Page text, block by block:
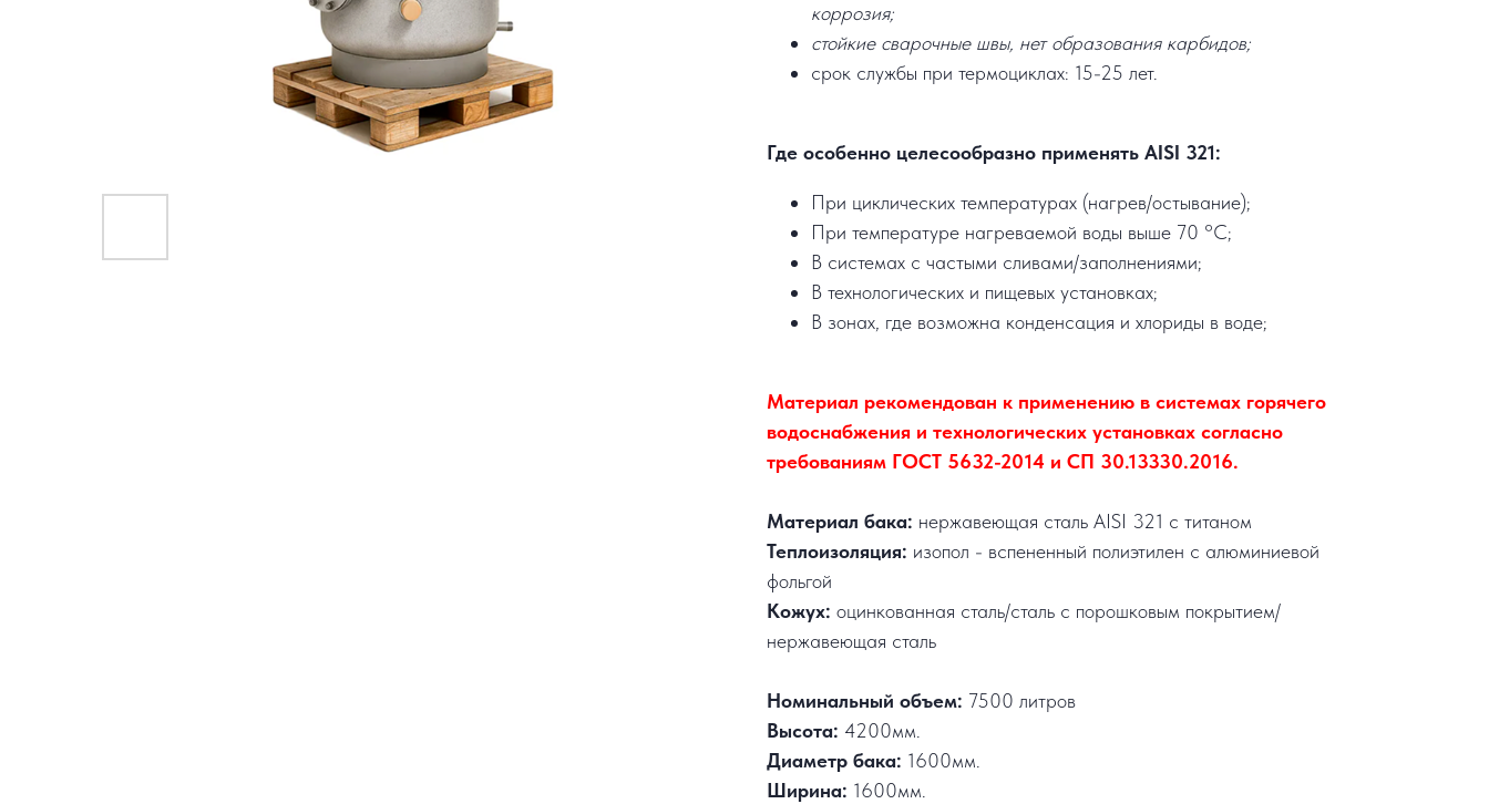
коррозия;
стойкие сварочные швы, нет образования карбидов;
срок службы при термоциклах: 15-25 лет.
Где особенно целесообразно применять AISI 321:
При циклических температурах (нагрев/остывание);
При температуре нагреваемой воды выше 70 °C;
В системах с частыми сливами/заполнениями;
В технологических и пищевых установках;
В зонах, где возможна конденсация и хлориды в воде;
Материал рекомендован к применению в системах горячего
водоснабжения и технологических установках согласно
требованиям ГОСТ 5632-2014 и СП 30.13330.2016.
Материал бака: нержавеющая сталь AISI 321 с титаном
Теплоизоляция: изопол - вспененный полиэтилен с алюминиевой
фольгой
Кожух: оцинкованная сталь/сталь с порошковым покрытием/
нержавеющая сталь
Номинальный объем: 7500 литров
Высота: 4200мм.
Диаметр бака: 1600мм.
Ширина: 1600мм.